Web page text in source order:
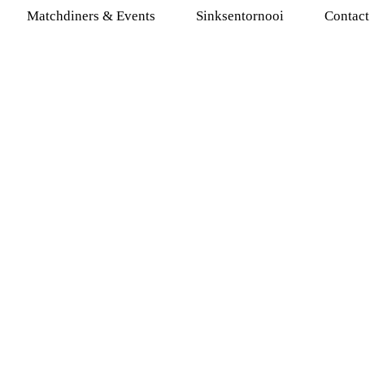
Matchdiners & Events Sinksentornooi Contact